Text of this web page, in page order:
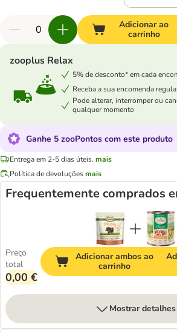
Adicionar ao
carrinho
zooplus Relax
5% de desconto* em cada
Receba a sua encomenda
Pode alterar, interromper ou
qualquer momento
Ganhe 5 zooPontos com este produto
Entrega em 2-5 dias úteis. mais
Política de devoluçõesmais
Frequentemente comprados
Preço
total
0,00 €
Adicionar ambos ao
carrinho
Mostrar detalhes